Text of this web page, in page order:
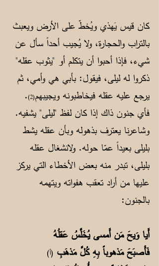
كان قيس يَهذي ويُخطّ على الأرض ويعبث
بالتراب والحجارة، ولا يُجيب أحداً سأل عن
شيء، فإذا أحبوا أن يتكلم أو "يثوب عقله"
ذكروا له ليلى، فيقول: بأبي هي وأمي، ثم
يرجع عليه عقله فيخاطبونه ويجيبهم(2)
.
فأي جنون ذاك إذا كان لفظ "ليلى" يشفيه.
وشاعرنا يعترف بذهوله وبأن عقله يشط
بليلى بعيداً عمّا حوله. ولانشغال عقله
بليلى، تبدر منه بعض الأخطاء التي يركز
عليها من أراد تعقب هفواته ويتهمه
بالجنون:
أَيا وَيحَ مَن أَمسى يُخَلَّسُ عَقلُهُ
فَأَصبَحَ مَذهوباً بِهِ كُلَّ مَذهَبِ (أ)